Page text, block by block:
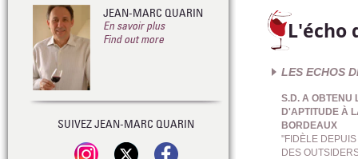
L'écho
LES ECHOS
S.D. A OBTENU
D'APTITUDE À
BORDEAUX
"FIDÈLE
DES
JEAN-MARC QUARIN
En savoir plus
Find out more
SUIVEZ JEAN-MARC QUARIN